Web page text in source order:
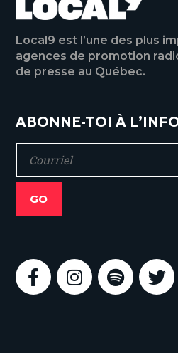
Local9 est l’une des plus
agences de promotion
de presse au Québec.
ABONNE-TOI À